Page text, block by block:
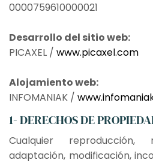
0000759610000021
Desarrollo del sitio web:
PICAXEL / www.picaxel.com
Alojamiento web:
INFOMANIAK /
1- DERECHOS DE
Cualquier reproducción,
adaptación, modificación,